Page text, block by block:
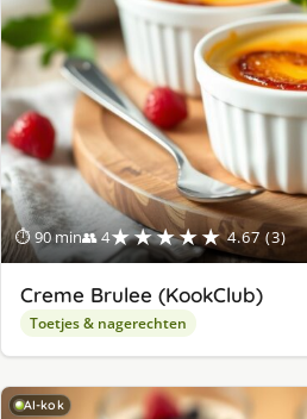
⏱ 90 min👥 4★★★★★ 4.67 (3)
Creme Brulee (KookClub)
Toetjes & nagerechten
AI-kok